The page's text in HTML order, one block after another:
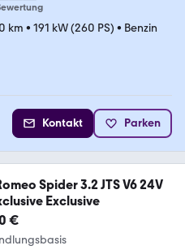
km • 191 kW (260 PS) • Benzin
Kontakt Parken
Spider 3.2 JTS V6 24V
Exclusive
€